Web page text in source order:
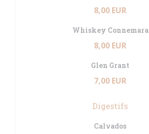
8,00 EUR
Whiskey Connemara
8,00 EUR
Glen Grant
7,00 EUR
Digestifs
Calvados